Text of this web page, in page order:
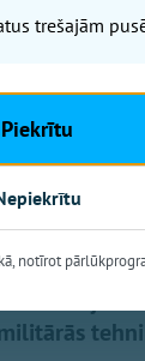
7. līdz 9.
Iedzīvotāji
trešajām
Piekrītu
notīrot